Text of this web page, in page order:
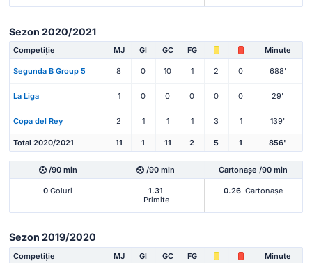
Sezon 2020/2021
Competiție MJ Gl GC FG Minute
Segunda B Group 5 8 0 10 1 2 0 688'
La Liga 1 0 0 0 0 0 29'
Copa del Rey 2 1 1 1 3 1 139'
Total 2020/2021 11 1 11 2 5 1 856'
/90 min /90 min Cartonașe /90 min
0 Goluri
1.31
Primite
0.26 Cartonașe
Sezon 2019/2020
Competiție MJ Gl GC FG Minute